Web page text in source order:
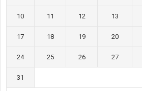
10 11 12 13
17 18 19 20
24 25 26 27
31